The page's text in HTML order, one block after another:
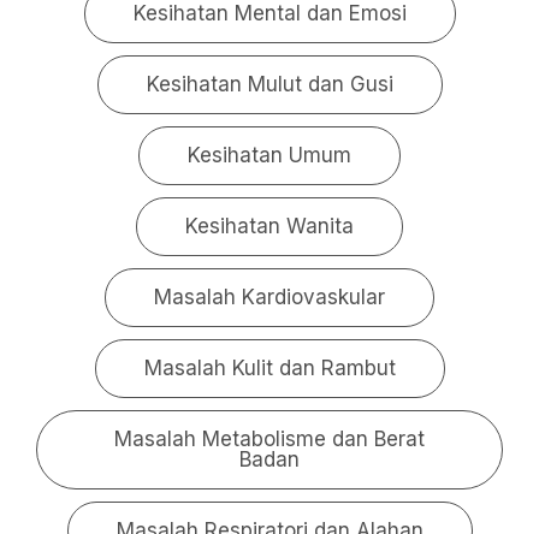
Kesihatan Mental dan Emosi
Kesihatan Mulut dan Gusi
Kesihatan Umum
Kesihatan Wanita
Masalah Kardiovaskular
Masalah Kulit dan Rambut
Masalah Metabolisme dan Berat
Badan